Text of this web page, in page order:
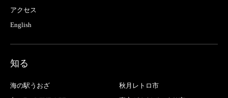
アクセス
English
知る
海の駅うおざ
秋月レトロ市